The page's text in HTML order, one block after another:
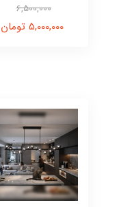
6,500,000
5,000,000 تومان